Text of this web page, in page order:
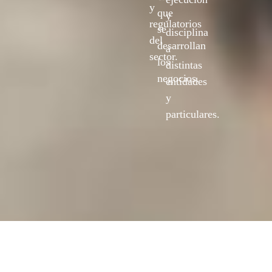
y
regulatorios
del
sector.
que
se
desarrollan
los
negocios.
y
disciplina
a
distintas
entidades
y
particulares.